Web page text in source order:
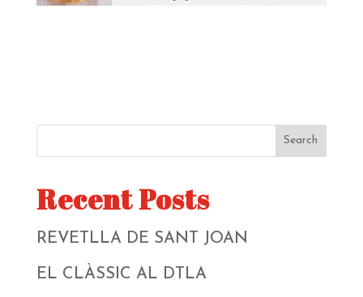
Search
Recent Posts
REVETLLA DE SANT JOAN
EL CLÀSSIC AL DTLA